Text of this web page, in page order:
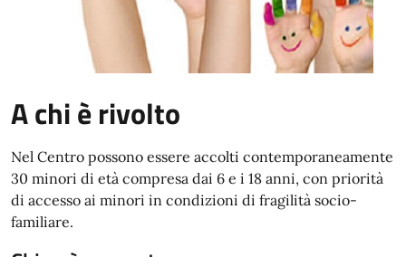
A chi è rivolto
Nel Centro possono essere accolti contemporaneamente
30 minori di età compresa dai 6 e i 18 anni, con priorità
di accesso ai minori in condizioni di fragilità socio-
familiare.